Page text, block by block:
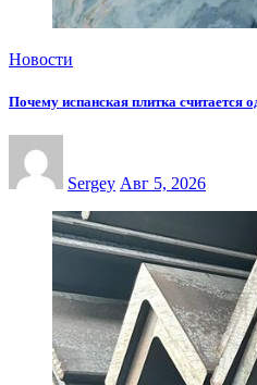
Новости
Почему испанская плитка считается
Sergey Авг 5, 2026